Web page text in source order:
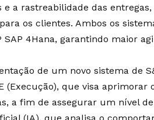
e a rastreabilidade das
os clientes. Ambos os
SAP 4Hana, garantindo maior
de um novo sistema de
(Execução), que visa
a fim de assegurar um nível